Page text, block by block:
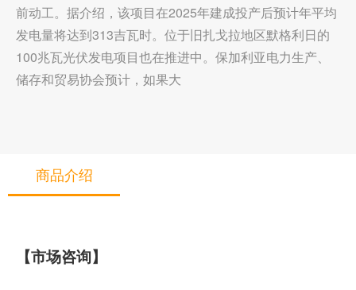
前动工。据介绍，该项目在2025年建成投产后预计年平均
发电量将达到313吉瓦时。位于旧扎戈拉地区默格利日的
100兆瓦光伏发电项目也在推进中。保加利亚电力生产、
储存和贸易协会预计，如果大
商品介绍
【市场咨询】